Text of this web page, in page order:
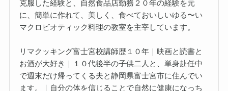
克服した経験と、自然食品店勤務２０年の経験を元
に、簡単に作れて、美しく、食べておいしいゆる〜い
マクロビオティック料理の教室を主宰しています。
リマクッキング富士宮校講師歴１０年｜映画と読書と
お酒が大好き｜１０代後半の子供二人と、単身赴任中
で週末だけ帰ってくる夫と静岡県富士宮市に住んでい
ます。｜自分の体を信じることで自然に健康になっち